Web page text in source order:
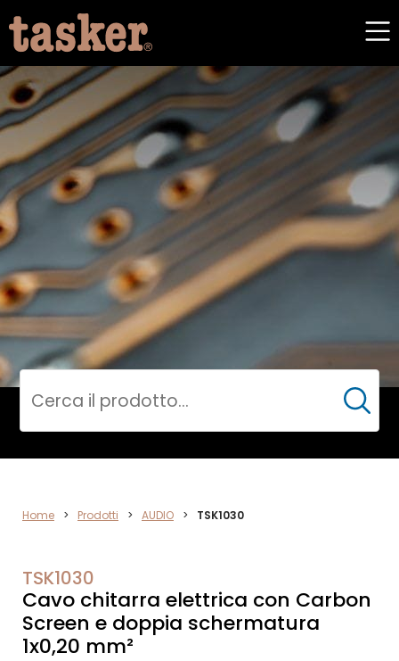
ELETTRONICA
Cerca
Home > Prodotti > AUDIO > TSK1030
TSK1030
Cavo chitarra elettrica con Carbon
Screen e doppia schermatura
1x0,20 mm²